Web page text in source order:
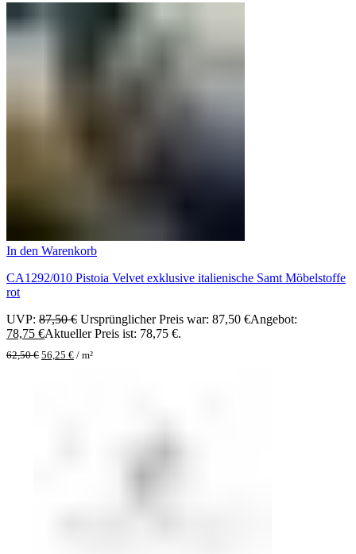
In den Warenkorb
CA1292/010 Pistoia Velvet exklusive italienische Samt Möbelstoffe
rot
UVP: 87,50€ Ursprünglicher Preis war: 87,50 €Angebot:
78,75 €Aktueller Preis ist: 78,75 €.
62,50€ 56,25 € / m²